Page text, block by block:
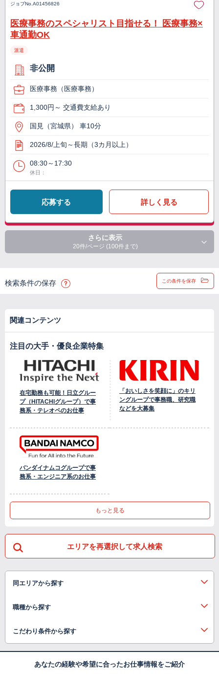
ジョブNo. A01456826
医療事務のスペシャリスト目指せる！ 医療事務×
車通勤OK
派遣
非公開
医療事務（医療事務）
1,300円～ 交通費支給あり
国見（宮城県） 車10分
2026/8/上旬～長期（3カ月以上）
08:30～17:30
休日：
応募する 詳しく見る
さらに表示
20件/ページ (100件まで)
検索条件の保存 この条件を保存
関連コンテンツ
注目の大手・優良企業特集
在宅勤務も可能！日立グルー
プ（HITACHIグループ）で事
務系・テレオペのお仕事
「おいしさを笑顔に」のキリ
ングループで事務職、研究職
などを大募集
バンダイナムコグループで事
務系・エンジニア系のお仕事
もっと見る
エリアを再選択して求人検索
同エリアから探す
職種から探す
こだわり条件から探す
あなたの経験や希望に合ったお仕事情報をご紹介